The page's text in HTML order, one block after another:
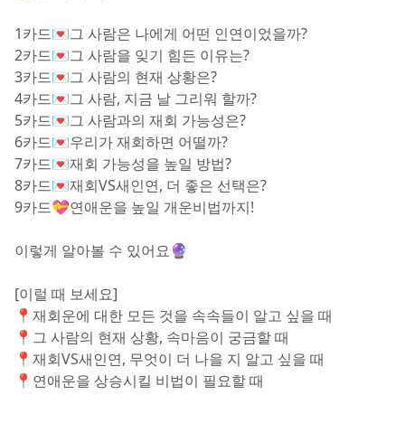
1카드💌그 사람은 나에게 어떤 인연이었을까?
2카드💌그 사람을 잊기 힘든 이유는?
3카드💌그 사람의 현재 상황은?
4카드💌그 사람, 지금 날 그리워 할까?
5카드💌그 사람과의 재회 가능성은?
6카드💌우리가 재회하면 어떨까?
7카드💌재회 가능성을 높일 방법?
8카드💌재회VS새인연, 더 좋은 선택은?
9카드💝연애운을 높일 개운비법까지!
이렇게 알아볼 수 있어요🔮
[이럴 때 보세요]
📍재회운에 대한 모든 것을 속속들이 알고 싶을 때
📍그 사람의 현재 상황, 속마음이 궁금할 때
📍재회VS새인연, 무엇이 더 나을 지 알고 싶을 때
📍연애운을 상승시킬 비법이 필요할 때